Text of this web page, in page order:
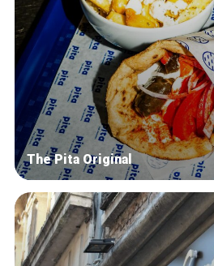
The Pita Original